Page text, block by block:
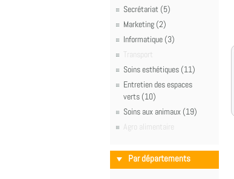
Secrétariat (5)
Marketing (2)
Informatique (3)
Transport
Soins esthétiques (11)
Entretien des espaces
verts (10)
Soins aux animaux (19)
Agro alimentaire
Par départements